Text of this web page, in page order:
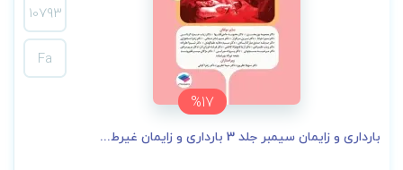
%17
10793
Fa
بارداری و زایمان سیمبر جلد 3 بارداری و زایمان غیرط...